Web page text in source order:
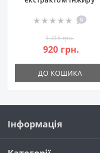
0
1 315 грн.
920 грн.
ДО КОШИКА
Інформація